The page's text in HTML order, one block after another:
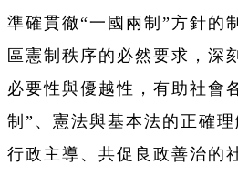
準確貫徹“一國兩制”方針的
區憲制秩序的必然要求，深
必要性與優越性，有助社會
制”、憲法與基本法的正確
行政主導、共促良政善治的